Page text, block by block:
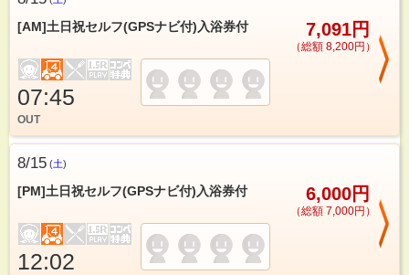
[AM]土日祝セルフ(GPSナビ付)入浴券付 7,091円
（総額 8,200円）
07:45
OUT
8/15 (土)
[PM]土日祝セルフ(GPSナビ付)入浴券付 6,000円
（総額 7,000円）
12:02